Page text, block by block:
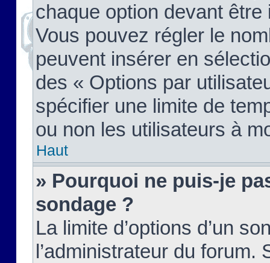
chaque option devant
Vous pouvez régler le
peuvent insérer en
des « Options par
spécifier une limite de
ou non les utilisateurs à
Haut
» Pourquoi ne puis-je
sondage ?
La limite d’options d’un
l’administrateur du forum.